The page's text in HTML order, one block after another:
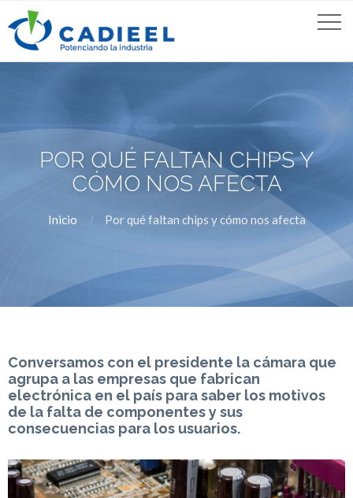
POR QUÉ FALTAN CHIPS Y
CÓMO NOS AFECTA
Inicio Por qué faltan chips y cómo nos afecta
Conversamos con el presidente la cámara que
agrupa a las empresas que fabrican
electrónica en el país para saber los motivos
de la falta de componentes y sus
consecuencias para los usuarios.